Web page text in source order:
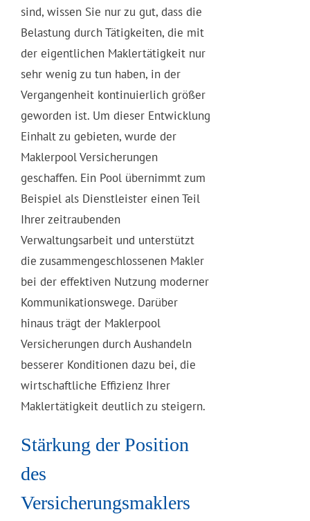
sind, wissen Sie nur zu gut, dass die
Belastung durch Tätigkeiten, die mit
der eigentlichen Maklertätigkeit nur
sehr wenig zu tun haben, in der
Vergangenheit kontinuierlich größer
geworden ist. Um dieser Entwicklung
Einhalt zu gebieten, wurde der
Maklerpool Versicherungen
geschaffen. Ein Pool übernimmt zum
Beispiel als Dienstleister einen Teil
Ihrer zeitraubenden
Verwaltungsarbeit und unterstützt
die zusammengeschlossenen Makler
bei der effektiven Nutzung moderner
Kommunikationswege. Darüber
hinaus trägt der Maklerpool
Versicherungen durch Aushandeln
besserer Konditionen dazu bei, die
wirtschaftliche Effizienz Ihrer
Maklertätigkeit deutlich zu steigern.
Stärkung der Position
des
Versicherungsmaklers